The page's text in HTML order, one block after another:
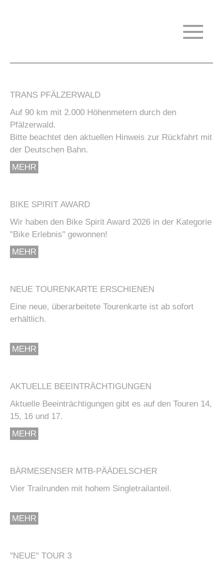
TRANS PFÄLZERWALD
Auf 90 km mit 2.000 Höhenmetern durch den
Pfälzerwald.
Bitte beachtet den aktuellen Hinweis zur Rückfahrt mit
der Deutschen Bahn.
MEHR
BIKE SPIRIT AWARD
Wir haben den Bike Spirit Award 2026 in der Kategorie
"Bike Erlebnis" gewonnen!
MEHR
NEUE TOURENKARTE ERSCHIENEN
Eine neue, überarbeitete Tourenkarte ist ab sofort
erhältlich.
MEHR
AKTUELLE BEEINTRÄCHTIGUNGEN
Aktuelle Beeinträchtigungen gibt es auf den Touren 14,
15, 16 und 17.
MEHR
BÄRMESENSER MTB-PÄÄDELSCHER
Vier Trailrunden mit hohem Singletrailanteil.
MEHR
"NEUE" TOUR 3